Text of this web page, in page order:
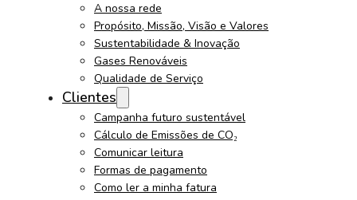
A nossa rede
Propósito, Missão, Visão e Valores
Sustentabilidade & Inovação
Gases Renováveis
Qualidade de Serviço
Clientes
Campanha futuro sustentável
Cálculo de Emissões de CO₂
Comunicar leitura
Formas de pagamento
Como ler a minha fatura